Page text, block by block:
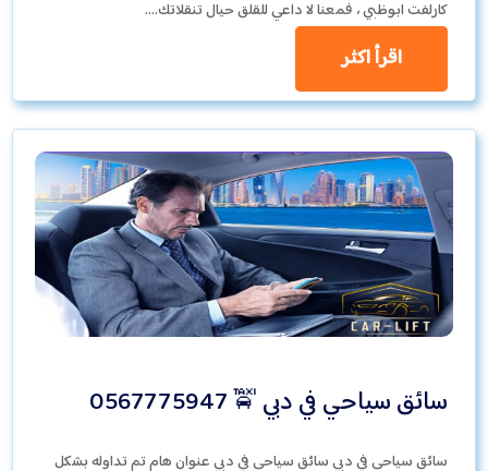
كارلفت ابوظبي ، فمعنا لا داعي للقلق حيال تنقلاتك.…
اقرأ اكثر
سائق سياحي في دبي 🚖 0567775947
سائق سياحي في دبي سائق سياحي في دبي عنوان هام تم تداوله بشكل